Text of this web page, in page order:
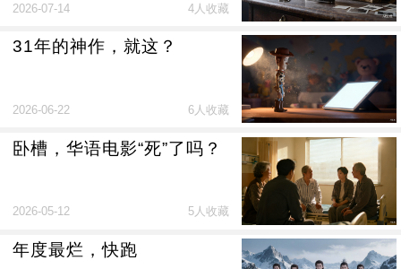
2026-07-14 4人收藏
31年的神作，就这？
2026-06-22 6人收藏
卧槽，华语电影“死”了吗？
2026-05-12 5人收藏
年度最烂，快跑